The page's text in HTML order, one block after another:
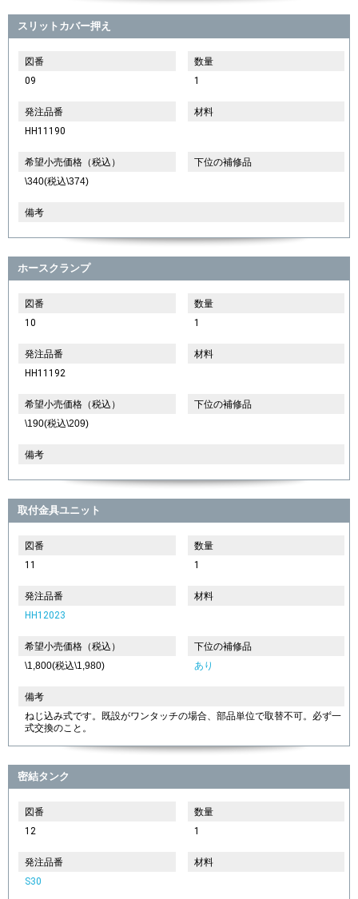
スリットカバー押え
図番
09
数量
1
発注品番
HH11190
材料
希望小売価格（税込）
\340(税込\374)
下位の補修品
備考
ホースクランプ
図番
10
数量
1
発注品番
HH11192
材料
希望小売価格（税込）
\190(税込\209)
下位の補修品
備考
取付金具ユニット
図番
11
数量
1
発注品番
HH12023
材料
希望小売価格（税込）
\1,800(税込\1,980)
下位の補修品
あり
備考
ねじ込み式です。既設がワンタッチの場合、部品単位で取替不可。必ず一
式交換のこと。
密結タンク
図番
12
数量
1
発注品番
S30
材料